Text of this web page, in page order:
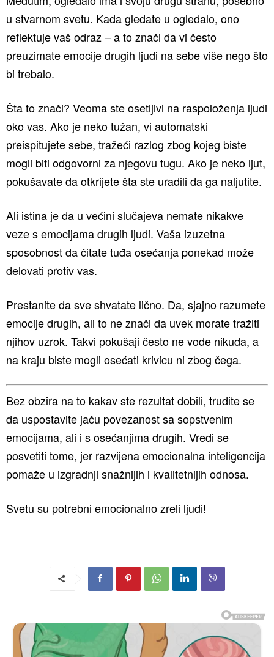
u stvarnom svetu. Kada gledate u ogledalo, ono
reflektuje vaš odraz – a to znači da vi često
preuzimate emocije drugih ljudi na sebe više nego što
bi trebalo.
Šta to znači? Veoma ste osetljivi na raspoloženja ljudi
oko vas. Ako je neko tužan, vi automatski
preispitujete sebe, tražeći razlog zbog kojeg biste
mogli biti odgovorni za njegovu tugu. Ako je neko ljut,
pokušavate da otkrijete šta ste uradili da ga naljutite.
Ali istina je da u većini slučajeva nemate nikakve
veze s emocijama drugih ljudi. Vaša izuzetna
sposobnost da čitate tuđa osećanja ponekad može
delovati protiv vas.
Prestanite da sve shvatate lično. Da, sjajno razumete
emocije drugih, ali to ne znači da uvek morate tražiti
njihov uzrok. Takvi pokušaji često ne vode nikuda, a
na kraju biste mogli osećati krivicu ni zbog čega.
Bez obzira na to kakav ste rezultat dobili, trudite se
da uspostavite jaču povezanost sa sopstvenim
emocijama, ali i s osećanjima drugih. Vredi se
posvetiti tome, jer razvijena emocionalna inteligencija
pomaže u izgradnji snažnijih i kvalitetnijih odnosa.
Svetu su potrebni emocionalno zreli ljudi!